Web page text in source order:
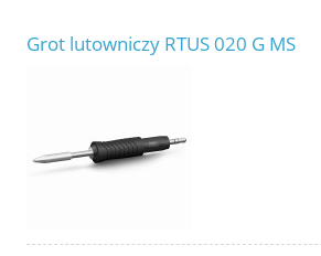
Grot lutowniczy RTUS 020 G MS